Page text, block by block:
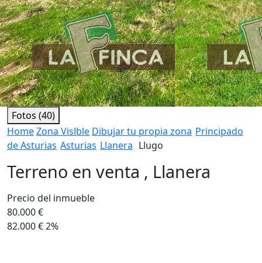
Fotos (40)
HomeZona Vislble Dibujar tu propia zona Principado
de Asturias Asturias Llanera Llugo
Terreno en venta , Llanera
Precio del inmueble
80.000 €
82.000 €2%